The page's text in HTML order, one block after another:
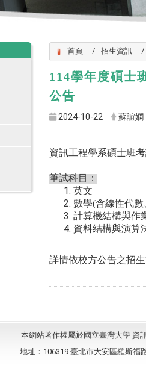
首頁 招生資訊
114學年度碩士
公告
2024-10-22 蘇誼嫻
資訊工程學系碩士班
筆試科目：
英文
數學(含線性代數
計算機結構與作
資料結構與演算
詳情依校方公告之招
本網站著作權屬於國立臺灣大學 資
地址：106319 臺北市大安區羅斯福